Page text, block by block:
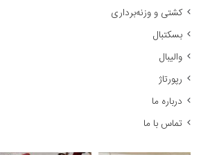
کشتی و وزنه‌برداری
بسکتبال
والیبال
رپورتاژ
درباره ما
تماس با ما